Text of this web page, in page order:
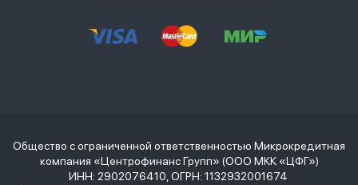
Общество с ограниченной ответственностью Микрокредитная
компания «Центрофинанс Групп» (ООО МКК «ЦФГ»)
ИНН: 2902076410, ОГРН: 1132932001674